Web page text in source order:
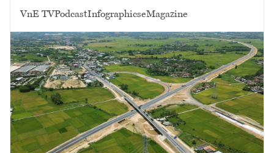
VnE TVPodcastInfographicseMagazine